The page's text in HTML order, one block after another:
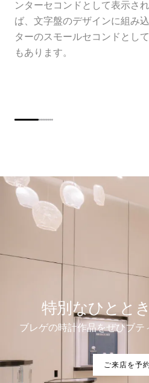
ンターセコンドとして表示さ
ば、文字盤のデザインに組み
ターのスモールセコンドとし
もあります。
特別なひとと
ブレゲの時計作品をぜひブテ
ご来店を予